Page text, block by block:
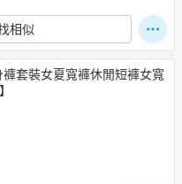
相似
套裝女夏寬褲休閒短褲女寬